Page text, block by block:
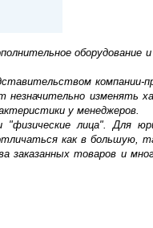
оборудование
компании-
изменять
у менеджеров.
лица". Для
как в большую,
заказанных товаров и